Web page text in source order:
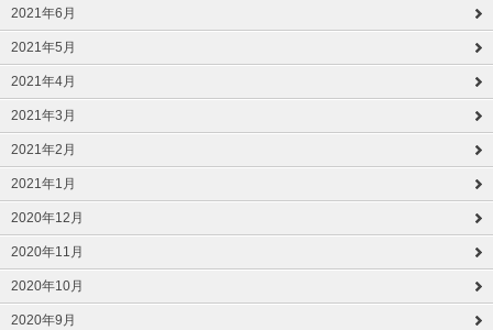
2021年6月
2021年5月
2021年4月
2021年3月
2021年2月
2021年1月
2020年12月
2020年11月
2020年10月
2020年9月